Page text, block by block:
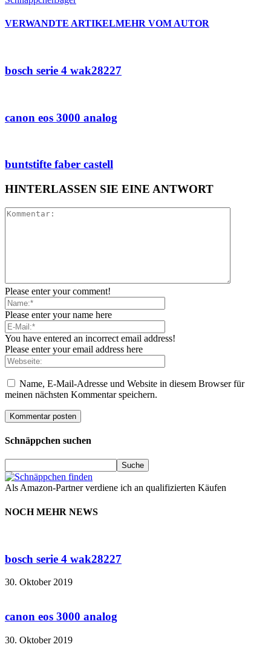
VERWANDTE ARTIKELMEHR VOM AUTOR
bosch serie 4 wak28227
canon eos 3000 analog
buntstifte faber castell
HINTERLASSEN SIE EINE ANTWORT
Please enter your comment!
Please enter your name here
You have entered an incorrect email address!
Please enter your email address here
Name, E-Mail-Adresse und Website in diesem Browser für
meinen nächsten Kommentar speichern.
Schnäppchen suchen
Als Amazon-Partner verdiene ich an qualifizierten Käufen
NOCH MEHR NEWS
bosch serie 4 wak28227
30. Oktober 2019
canon eos 3000 analog
30. Oktober 2019